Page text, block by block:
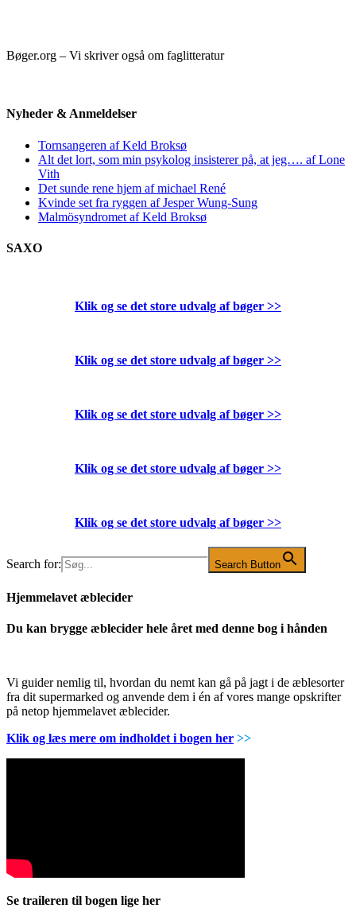
Bøger.org – Vi skriver også om faglitteratur
Nyheder & Anmeldelser
Tornsangeren af Keld Broksø
Alt det lort, som min psykolog insisterer på, at jeg…. af Lone
Vith
Det sunde rene hjem af michael René
Kvinde set fra ryggen af Jesper Wung-Sung
Malmösyndromet af Keld Broksø
SAXO
Klik og se det store udvalg af bøger >>
Klik og se det store udvalg af bøger >>
Klik og se det store udvalg af bøger >>
Klik og se det store udvalg af bøger >>
Klik og se det store udvalg af bøger >>
Search for: Search Button
Hjemmelavet æblecider
Du kan brygge æblecider hele året med denne bog i hånden
Vi guider nemlig til, hvordan du nemt kan gå på jagt i de æblesorter
fra dit supermarked og anvende dem i én af vores mange opskrifter
på netop hjemmelavet æblecider.
Klik og læs mere om indholdet i bogen her >>
Se traileren til bogen lige her